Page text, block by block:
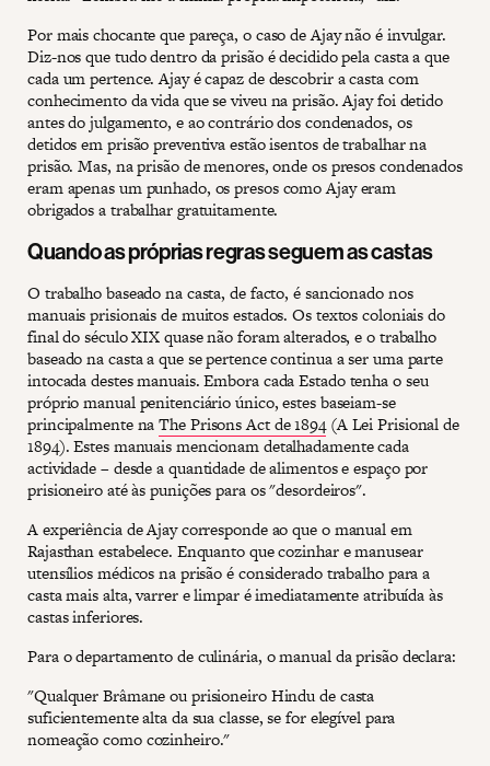
Por mais chocante que pareça, o caso de Ajay não é invulgar.
Diz-nos que tudo dentro da prisão é decidido pela casta a que
cada um pertence. Ajay é capaz de descobrir a casta com
conhecimento da vida que se viveu na prisão. Ajay foi detido
antes do julgamento, e ao contrário dos condenados, os
detidos em prisão preventiva estão isentos de trabalhar na
prisão. Mas, na prisão de menores, onde os presos condenados
eram apenas um punhado, os presos como Ajay eram
obrigados a trabalhar gratuitamente.
Quando as próprias regras seguem as castas
O trabalho baseado na casta, de facto, é sancionado nos
manuais prisionais de muitos estados. Os textos coloniais do
final do século XIX quase não foram alterados, e o trabalho
baseado na casta a que se pertence continua a ser uma parte
intocada destes manuais. Embora cada Estado tenha o seu
próprio manual penitenciário único, estes baseiam-se
principalmente naThe Prisons Act de 1894(A Lei Prisional de
1894). Estes manuais mencionam detalhadamente cada
actividade – desde a quantidade de alimentos e espaço por
prisioneiro até às punições para os "desordeiros".
A experiência de Ajay corresponde ao que o manual em
Rajasthan estabelece. Enquanto que cozinhar e manusear
utensílios médicos na prisão é considerado trabalho para a
casta mais alta, varrer e limpar é imediatamente atribuída às
castas inferiores.
Para o departamento de culinária, o manual da prisão declara:
"Qualquer Brâmane ou prisioneiro Hindu de casta
suficientemente alta da sua classe, se for elegível para
nomeação como cozinheiro."